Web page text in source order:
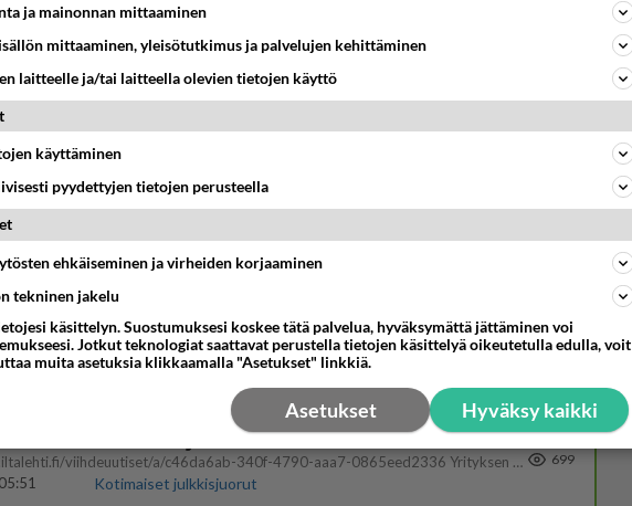
parisuhteessa?
Siinäpä se kysymys on otsikossa. Mitäpä siis tuot/toisit pöytään parisuhteessa? Oletko mies vai nainen? Koetko sen mitä
1317
Lieksa
ja kaivattuasi
Ikävä
kun on oikea aika. Sitä ei voi mikään eikä kukaan estää <3 <3
38
https://www.iltalehti.fi/viihdeuutiset/a/c46da6ab-340f-4790-aaa7-0865eed2336 Yrityksen konkurssihakemus on tullut kärä
Kotimaiset julkkisjuorut
159
699
ja mainonnan mittaaminen
mittaaminen, yleisötutkimus ja palvelujen kehittäminen
laitteelle ja/tai laitteella olevien tietojen käyttö
käyttäminen
pyydettyjen tietojen perusteella
ehkäiseminen ja virheiden korjaaminen
tekninen jakelu
käsittelyn. Suostumuksesi koskee tätä palvelua, hyväksymättä jättäminen voi
Jotkut teknologiat saattavat perustella tietojen käsittelyä oikeutetulla edulla, voit
muita asetuksia klikkaamalla "Asetukset" linkkiä.
Hyväksy kaikki
Asetukset